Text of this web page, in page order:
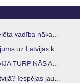
četru gadu termiņam
kamaniņu sportu
ARĪ STARPSEZONĀ
sportistiem visos reģionos